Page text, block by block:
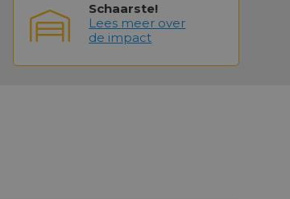
Schaarste!
Lees meer over
de impact